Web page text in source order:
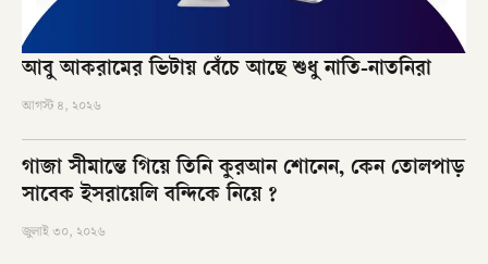
আবু আকরামের ভিটায় বেঁচে আছে শুধু নাতি-নাতনিরা
আগস্ট ৪, ২০২৬
গাজা সীমান্তে গিয়ে তিনি কুরআন শোনেন, কেন তোলপাড়
সাবেক ইসরায়েলি বন্দিকে নিয়ে ?
জুলাই ৩০, ২০২৬